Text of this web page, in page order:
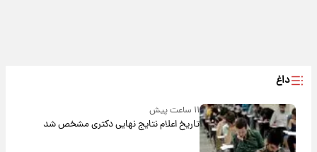
داغ
۱۱ ساعت پیش
تاریخ اعلام نتایج نهایی دکتری مشخص شد